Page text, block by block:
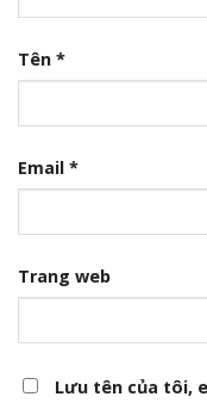
Tên *
Email *
Trang web
Lưu tên của tôi,